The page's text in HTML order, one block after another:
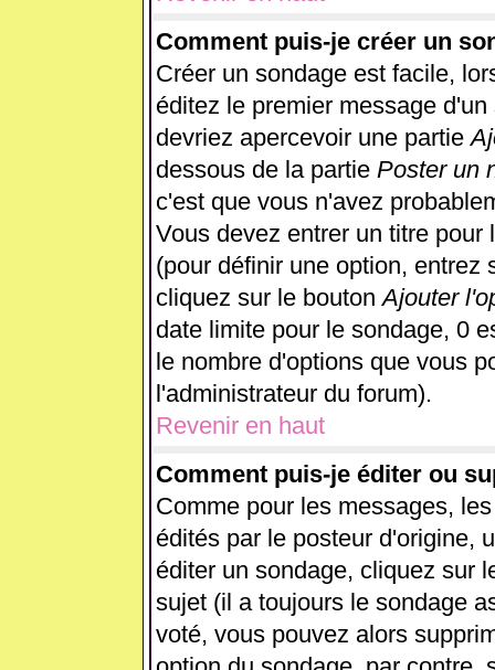
Comment puis-je créer un
Créer un sondage est facile,
éditez le premier message
devriez apercevoir une partie
dessous de la partie Poster un
c'est que vous n'avez
Vous devez entrer un titre
(pour définir une option, entrez
cliquez sur le boutonAjouter
date limite pour le sondage, 0
le nombre d'options que vous
l'administrateur du forum).
Revenir en haut
Comment puis-je éditer ou
Comme pour les messages,
édités par le posteur d'origine,
éditer un sondage, cliquez sur
sujet (il a toujours le sondage
voté, vous pouvez alors